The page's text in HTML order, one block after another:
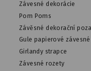
Závesné dekorácie
Pom Poms
Závěsné dekorační
Gule papierové závesné
Girlandy strapce
Závesné rozety